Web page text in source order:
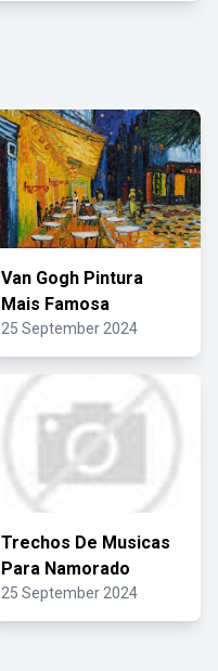
Van Gogh Pintura
Mais Famosa
25 September 2024
Trechos De Musicas
Para Namorado
25 September 2024